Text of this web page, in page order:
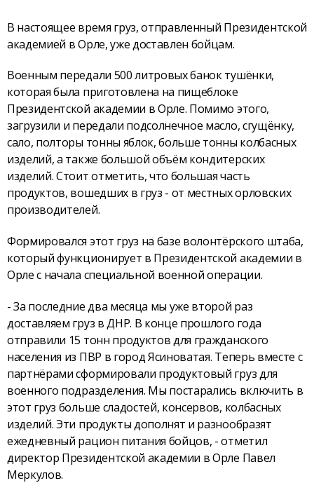
В настоящее время груз, отправленный Президентской
академией в Орле, уже доставлен бойцам.
Военным передали 500 литровых банок тушёнки,
которая была приготовлена на пищеблоке
Президентской академии в Орле. Помимо этого,
загрузили и передали подсолнечное масло, сгущёнку,
сало, полторы тонны яблок, больше тонны колбасных
изделий, а также большой объём кондитерских
изделий. Стоит отметить, что большая часть
продуктов, вошедших в груз - от местных орловских
производителей.
Формировался этот груз на базе волонтёрского штаба,
который функционирует в Президентской академии в
Орле с начала специальной военной операции.
- За последние два месяца мы уже второй раз
доставляем груз в ДНР. В конце прошлого года
отправили 15 тонн продуктов для гражданского
населения из ПВР в город Ясиноватая. Теперь вместе с
партнёрами сформировали продуктовый груз для
военного подразделения. Мы постарались включить в
этот груз больше сладостей, консервов, колбасных
изделий. Эти продукты дополнят и разнообразят
ежедневный рацион питания бойцов, - отметил
директор Президентской академии в Орле Павел
Меркулов.